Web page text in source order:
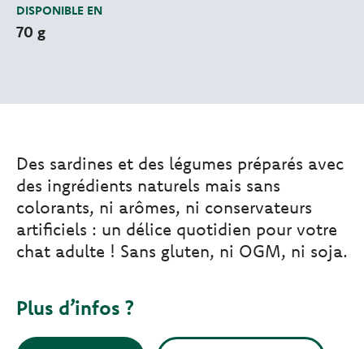
DISPONIBLE EN
70 g
Des sardines et des légumes préparés avec
des ingrédients naturels mais sans
colorants, ni arômes, ni conservateurs
artificiels : un délice quotidien pour votre
chat adulte ! Sans gluten, ni OGM, ni soja.
Plus d’infos ?